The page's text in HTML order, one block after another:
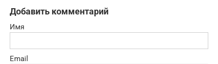
Добавить комментарий
Имя
Email